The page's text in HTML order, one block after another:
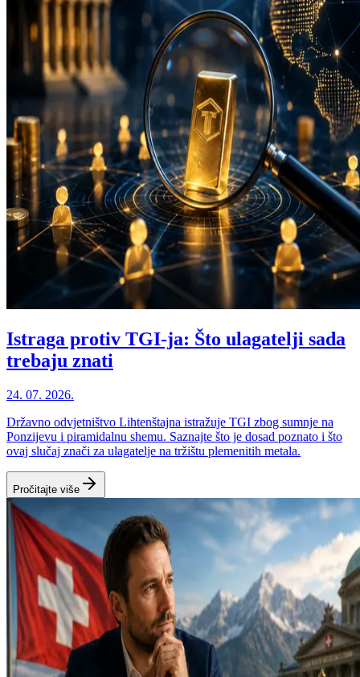
Istraga protiv TGI-ja: Što ulagatelji sada
trebaju znati
24. 07. 2026.
Državno odvjetništvo Lihtenštajna istražuje TGI zbog sumnje na
Ponzijevu i piramidalnu shemu. Saznajte što je dosad poznato i što
ovaj slučaj znači za ulagatelje na tržištu plemenitih metala.
Pročitajte više